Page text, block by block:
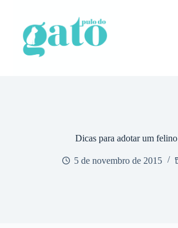
conteúdo
Dicas para adotar um felino
5 de novembro de 2015